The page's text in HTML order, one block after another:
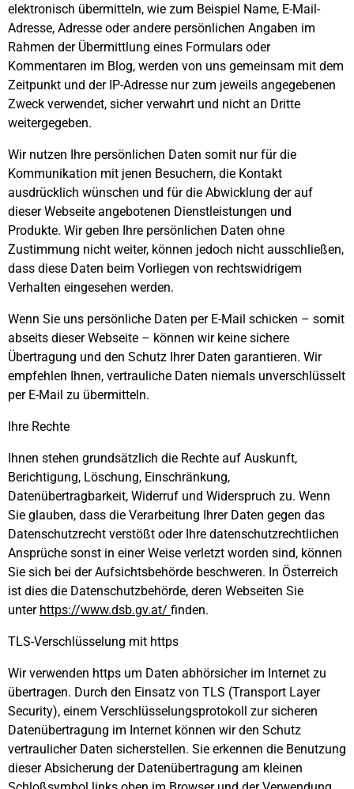
elektronisch übermitteln, wie zum Beispiel Name, E-Mail-
Adresse, Adresse oder andere persönlichen Angaben im
Rahmen der Übermittlung eines Formulars oder
Kommentaren im Blog, werden von uns gemeinsam mit dem
Zeitpunkt und der IP-Adresse nur zum jeweils angegebenen
Zweck verwendet, sicher verwahrt und nicht an Dritte
weitergegeben.
Wir nutzen Ihre persönlichen Daten somit nur für die
Kommunikation mit jenen Besuchern, die Kontakt
ausdrücklich wünschen und für die Abwicklung der auf
dieser Webseite angebotenen Dienstleistungen und
Produkte. Wir geben Ihre persönlichen Daten ohne
Zustimmung nicht weiter, können jedoch nicht ausschließen,
dass diese Daten beim Vorliegen von rechtswidrigem
Verhalten eingesehen werden.
Wenn Sie uns persönliche Daten per E-Mail schicken – somit
abseits dieser Webseite – können wir keine sichere
Übertragung und den Schutz Ihrer Daten garantieren. Wir
empfehlen Ihnen, vertrauliche Daten niemals unverschlüsselt
per E-Mail zu übermitteln.
Ihre Rechte
Ihnen stehen grundsätzlich die Rechte auf Auskunft,
Berichtigung, Löschung, Einschränkung,
Datenübertragbarkeit, Widerruf und Widerspruch zu. Wenn
Sie glauben, dass die Verarbeitung Ihrer Daten gegen das
Datenschutzrecht verstößt oder Ihre datenschutzrechtlichen
Ansprüche sonst in einer Weise verletzt worden sind, können
Sie sich bei der Aufsichtsbehörde beschweren. In Österreich
ist dies die Datenschutzbehörde, deren Webseiten Sie
unter https://www.dsb.gv.at/ finden.
TLS-Verschlüsselung mit https
Wir verwenden https um Daten abhörsicher im Internet zu
übertragen. Durch den Einsatz von TLS (Transport Layer
Security), einem Verschlüsselungsprotokoll zur sicheren
Datenübertragung im Internet können wir den Schutz
vertraulicher Daten sicherstellen. Sie erkennen die Benutzung
dieser Absicherung der Datenübertragung am kleinen